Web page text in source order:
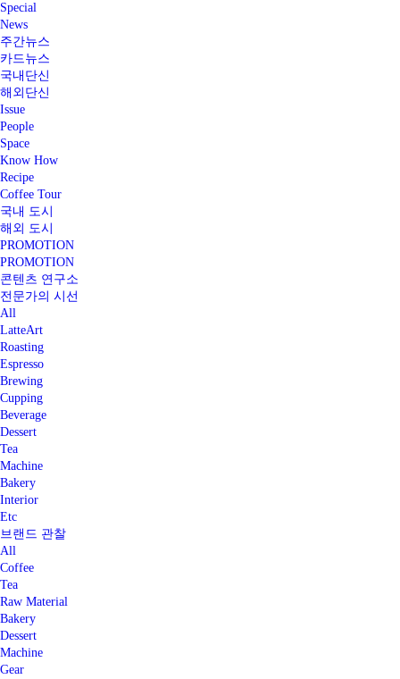
Special
News
주간뉴스
카드뉴스
국내단신
해외단신
Issue
People
Space
Know How
Recipe
Coffee Tour
국내 도시
해외 도시
PROMOTION
PROMOTION
콘텐츠 연구소
전문가의 시선
All
LatteArt
Roasting
Espresso
Brewing
Cupping
Beverage
Dessert
Tea
Machine
Bakery
Interior
Etc
브랜드 관찰
All
Coffee
Tea
Raw Material
Bakery
Dessert
Machine
Gear